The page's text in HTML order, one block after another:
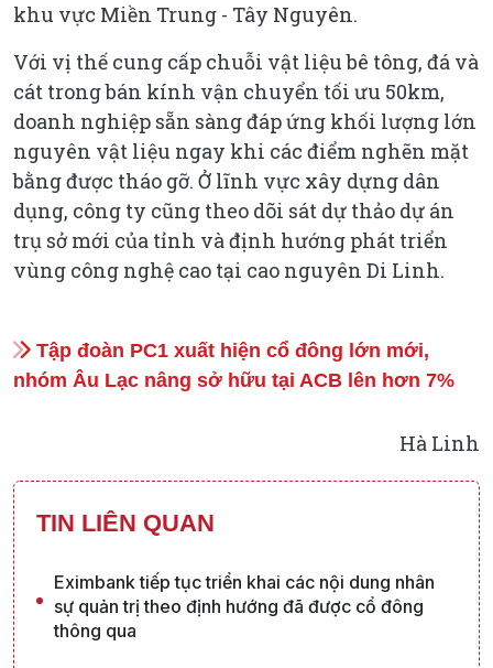
khu vực Miền Trung - Tây Nguyên.
Với vị thế cung cấp chuỗi vật liệu bê tông, đá và
cát trong bán kính vận chuyển tối ưu 50km,
doanh nghiệp sẵn sàng đáp ứng khối lượng lớn
nguyên vật liệu ngay khi các điểm nghẽn mặt
bằng được tháo gỡ. Ở lĩnh vực xây dựng dân
dụng, công ty cũng theo dõi sát dự thảo dự án
trụ sở mới của tỉnh và định hướng phát triển
vùng công nghệ cao tại cao nguyên Di Linh.
Tập đoàn PC1 xuất hiện cổ đông lớn mới,
nhóm Âu Lạc nâng sở hữu tại ACB lên hơn 7%
Hà Linh
TIN LIÊN QUAN
Eximbank tiếp tục triển khai các nội dung nhân
sự quản trị theo định hướng đã được cổ đông
thông qua